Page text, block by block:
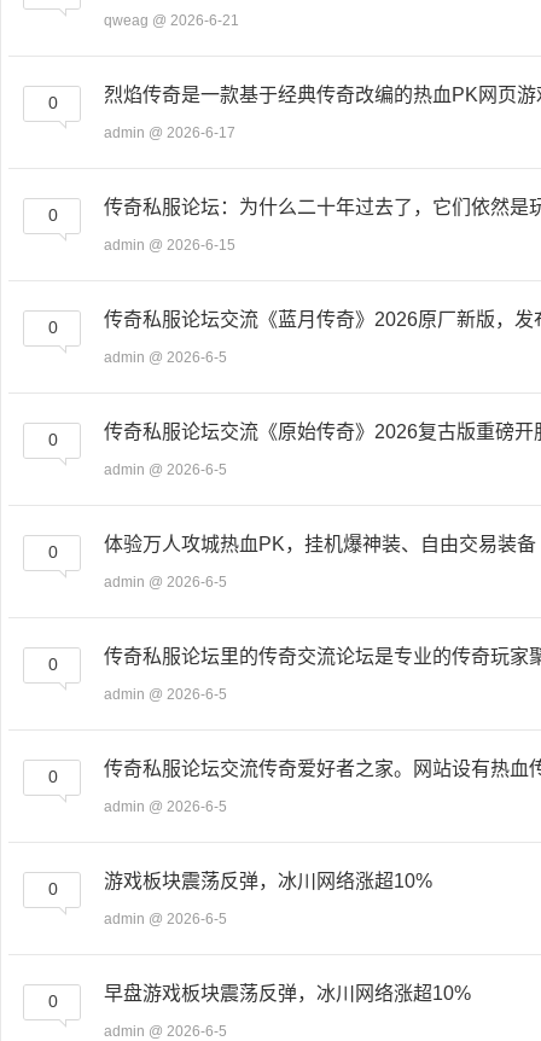
qweag @ 2026-6-21
0 烈焰传奇是一款基于经典传奇改编的热血PK网页
admin @ 2026-6-17
0 传奇私服论坛：为什么二十年过去了，它们依然是
admin @ 2026-6-15
0 传奇私服论坛交流《蓝月传奇》2026原厂新版，发
admin @ 2026-6-5
0 传奇私服论坛交流《原始传奇》2026复古版重磅开
admin @ 2026-6-5
0 体验万人攻城热血PK，挂机爆神装、自由交易装备
admin @ 2026-6-5
0 传奇私服论坛里的传奇交流论坛是专业的传奇玩家
admin @ 2026-6-5
0 传奇私服论坛交流传奇爱好者之家。网站设有热血
admin @ 2026-6-5
0 游戏板块震荡反弹，冰川网络涨超10%
admin @ 2026-6-5
0 早盘游戏板块震荡反弹，冰川网络涨超10%
admin @ 2026-6-5